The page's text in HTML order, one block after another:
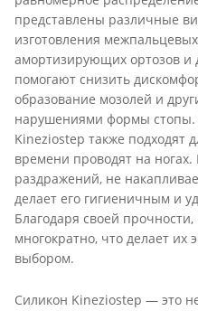
представлены различные
изготовления
амортизирующих ортозов и
помогают снизить
образование мозолей и
нарушениями формы стопы.
Kineziostep также подходят
времени проводят на
раздражений, не
делает его гигиеничным и
Благодаря своей
многократно, что делает
выбором.
Силикон Kineziostep — это